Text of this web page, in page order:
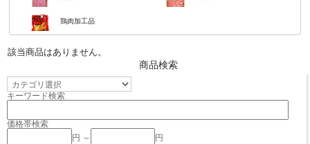
鶏肉加工品
該当商品はありません。
商品検索
キーワード検索
価格帯検索
円 ～
円